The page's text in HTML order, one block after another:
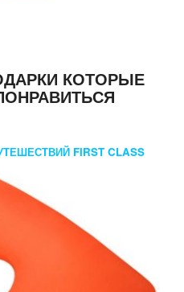
КОТОРЫЕ
FIRST CLASS